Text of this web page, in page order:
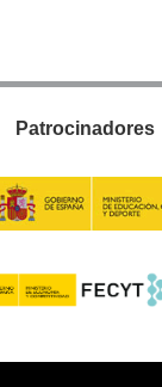
Patrocinadores